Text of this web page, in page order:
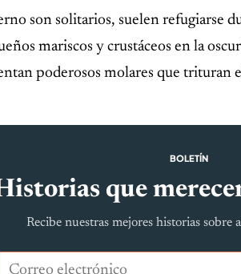
son solitarios, suelen refugiarse
mariscos y crustáceos en la
poderosos molares que trituran
BOLETÍN
que
Recibe nuestras mejores historias sobre
Correo electrónico